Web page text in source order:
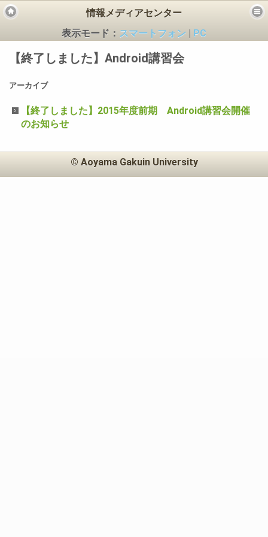
情報メディアセンター
表示モード： スマートフォン PC
【終了しました】Android講習会
アーカイブ
【終了しました】2015年度前期 Android講習会開催
のお知らせ
© Aoyama Gakuin University